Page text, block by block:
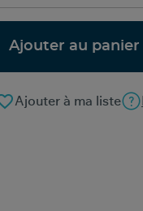
Ajouter au panier
Ajouter à ma liste